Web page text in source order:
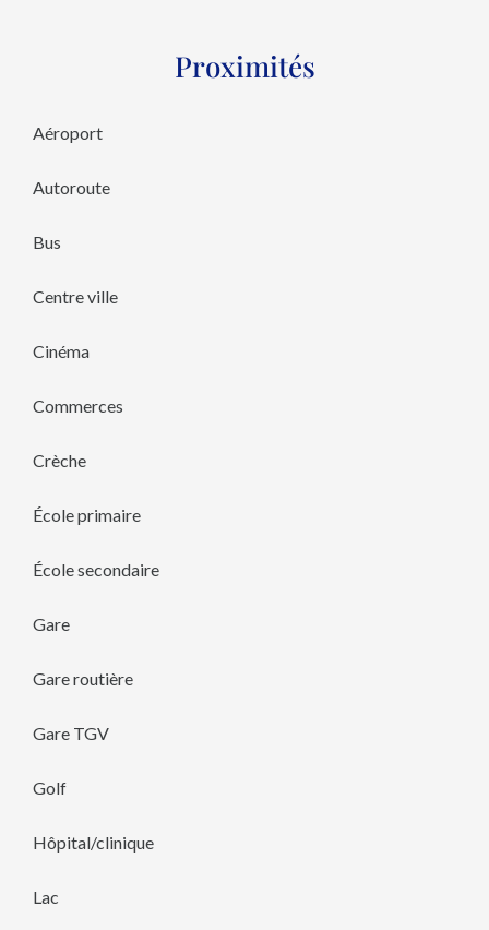
Proximités
Aéroport
Autoroute
Bus
Centre ville
Cinéma
Commerces
Crèche
École primaire
École secondaire
Gare
Gare routière
Gare TGV
Golf
Hôpital/clinique
Lac